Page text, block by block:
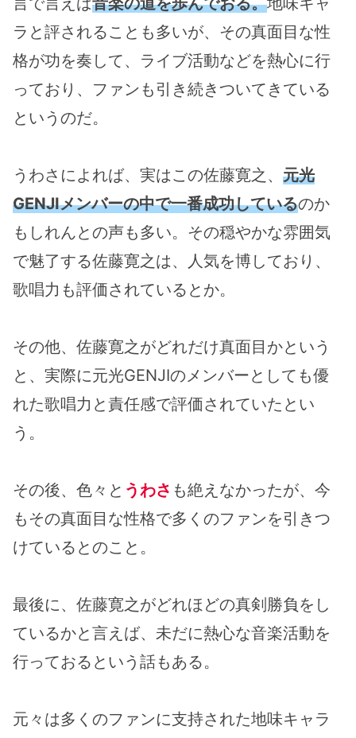
ラと評されることも多いが、その真面目な性
格が功を奏して、ライブ活動などを熱心に行
っており、ファンも引き続きついてきている
というのだ。
うわさによれば、実はこの佐藤寛之、 元光
GENJIメンバーの中で一番成功しているのか
もしれんとの声も多い。その穏やかな雰囲気
で魅了する佐藤寛之は、人気を博しており、
歌唱力も評価されているとか。
その他、佐藤寛之がどれだけ真面目かという
と、実際に元光GENJIのメンバーとしても優
れた歌唱力と責任感で評価されていたとい
う。
その後、色々と うわさ も絶えなかったが、今
もその真面目な性格で多くのファンを引きつ
けているとのこと。
最後に、佐藤寛之がどれほどの真剣勝負をし
ているかと言えば、未だに熱心な音楽活動を
行っておるという話もある。
元々は多くのファンに支持された地味キャラ